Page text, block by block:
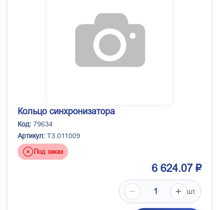
Кольцо синхронизатора
Код: 79634
Артикул: T3.011009
Под заказ
6 624.07 ₽
шт.